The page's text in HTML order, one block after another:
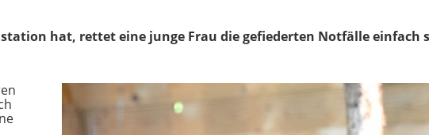
hat, rettet eine junge Frau die gefiederten Notfälle einfach